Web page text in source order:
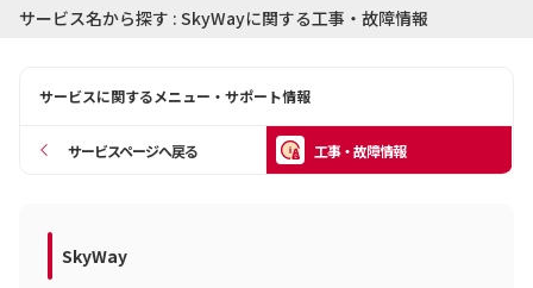
OCNのお客さまはこちら
サービス名から探す : SkyWayに関する工事・故障情報
サービスに関するメニュー・サポート情報
サービスページへ戻る 工事・故障情報
SkyWay